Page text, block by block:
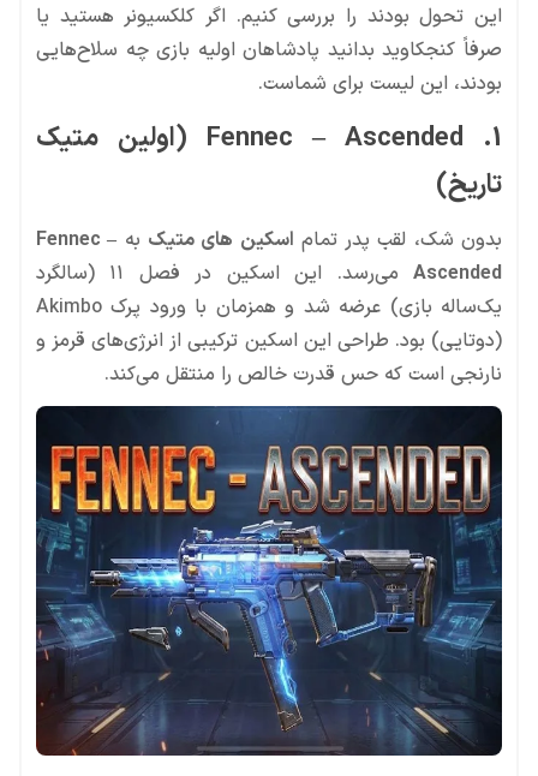
این تحول بودند را بررسی کنیم. اگر کلکسیونر هستید یا
صرفاً کنجکاوید بدانید پادشاهان اولیه بازی چه سلاح‌هایی
بودند، این لیست برای شماست.
1. Fennec – Ascended (اولین متیک
تاریخ)
بدون شک، لقب پدر تمام اسکین های متیک به Fennec –
Ascended
می‌رسد. این اسکین در فصل ۱۱ (سالگرد
یک‌ساله بازی) عرضه شد و همزمان با ورود پرک Akimbo
(دوتایی) بود. طراحی این اسکین ترکیبی از انرژی‌های قرمز و
نارنجی است که حس قدرت خالص را منتقل می‌کند.